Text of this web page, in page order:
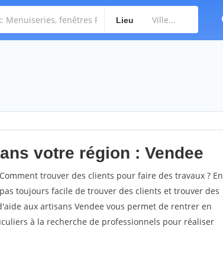
Lieu
votre région : Vendee
trouver des clients pour faire des travaux ? En
toujours facile de trouver des clients et trouver des
aux artisans Vendee vous permet de rentrer en
à la recherche de professionnels pour réaliser